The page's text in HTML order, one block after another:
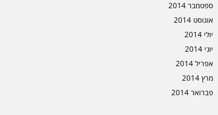
ספטמבר 2014
אוגוסט 2014
יולי 2014
יוני 2014
אפריל 2014
מרץ 2014
פברואר 2014